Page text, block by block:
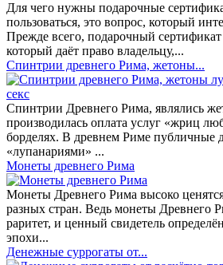
Для чего нужны подарочные
пользоваться, это вопрос, который
Прежде всего, подарочный
который даёт право владельцу,...
Спинтрии древнего Рима, жетоны...
Спинтрии Древнего Рима, являлись
производилась оплата услуг «жриц
борделях. В древнем Риме публичные
«лупанариями» ...
Монеты древнего Рима
Монеты Древнего Рима высоко
разных стран. Ведь монеты Древнего
раритет, и ценный свидетель
эпохи...
Денежные суррогаты от...